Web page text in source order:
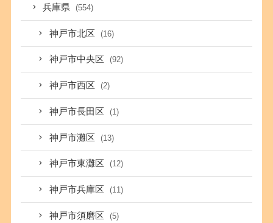
兵庫県 (554)
神戸市北区 (16)
神戸市中央区 (92)
神戸市西区 (2)
神戸市長田区 (1)
神戸市灘区 (13)
神戸市東灘区 (12)
神戸市兵庫区 (11)
神戸市須磨区 (5)